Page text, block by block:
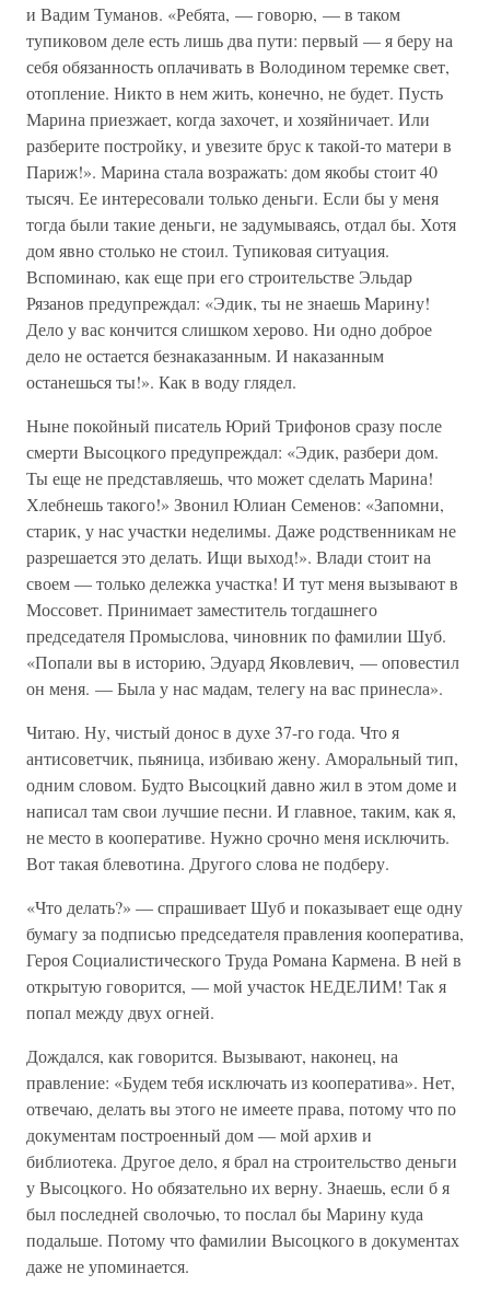
и Вадим Туманов. «Ребята, — говорю, — в таком
тупиковом деле есть лишь два пути: первый — я беру на
себя обязанность оплачивать в Володином теремке свет,
отопление. Никто в нем жить, конечно, не будет. Пусть
Марина приезжает, когда захочет, и хозяйничает. Или
разберите постройку, и увезите брус к такой-то матери в
Париж!». Марина стала возражать: дом якобы стоит 40
тысяч. Ее интересовали только деньги. Если бы у меня
тогда были такие деньги, не задумываясь, отдал бы. Хотя
дом явно столько не стоил. Тупиковая ситуация.
Вспоминаю, как еще при его строительстве Эльдар
Рязанов предупреждал: «Эдик, ты не знаешь Марину!
Дело у вас кончится слишком херово. Ни одно доброе
дело не остается безнаказанным. И наказанным
останешься ты!». Как в воду глядел.
Ныне покойный писатель Юрий Трифонов сразу после
смерти Высоцкого предупреждал: «Эдик, разбери дом.
Ты еще не представляешь, что может сделать Марина!
Хлебнешь такого!» Звонил Юлиан Семенов: «Запомни,
старик, у нас участки неделимы. Даже родственникам не
разрешается это делать. Ищи выход!». Влади стоит на
своем — только дележка участка! И тут меня вызывают в
Моссовет. Принимает заместитель тогдашнего
председателя Промыслова, чиновник по фамилии Шуб.
«Попали вы в историю, Эдуард Яковлевич, — оповестил
он меня. — Была у нас мадам, телегу на вас принесла».
Читаю. Ну, чистый донос в духе 37-го года. Что я
антисоветчик, пьяница, избиваю жену. Аморальный тип,
одним словом. Будто Высоцкий давно жил в этом доме и
написал там свои лучшие песни. И главное, таким, как я,
не место в кооперативе. Нужно срочно меня исключить.
Вот такая блевотина. Другого слова не подберу.
«Что делать?» — спрашивает Шуб и показывает еще одну
бумагу за подписью председателя правления кооператива,
Героя Социалистического Труда Романа Кармена. В ней в
открытую говорится, — мой участок НЕДЕЛИМ! Так я
попал между двух огней.
Дождался, как говорится. Вызывают, наконец, на
правление: «Будем тебя исключать из кооператива». Нет,
отвечаю, делать вы этого не имеете права, потому что по
документам построенный дом — мой архив и
библиотека. Другое дело, я брал на строительство деньги
у Высоцкого. Но обязательно их верну. Знаешь, если б я
был последней сволочью, то послал бы Марину куда
подальше. Потому что фамилии Высоцкого в документах
даже не упоминается.